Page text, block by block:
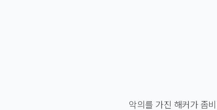
악의를 가진 해커가 좀